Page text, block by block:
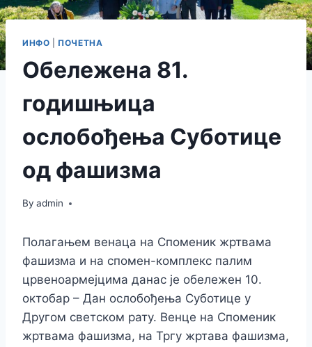
ИНФО ПОЧЕТНА
Обележена 81.
годишњица
ослобођења Суботице
од фашизма
By admin
Полагањем венаца на Споменик жртвама
фашизма и на спомен-комплекс палим
црвеноармејцима данас је обележен 10.
октобар – Дан ослобођења Суботице у
Другом светском рату. Венце на Споменик
жртвама фашизма, на Тргу жртава фашизма,